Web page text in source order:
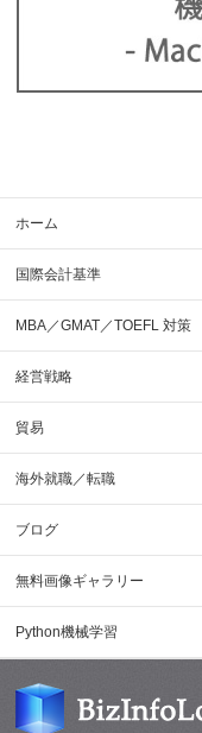
ホーム
国際会計基準
MBA／GMAT／TOEFL 対策
経営戦略
貿易
海外就職／転職
ブログ
無料画像ギャラリー
Python機械学習